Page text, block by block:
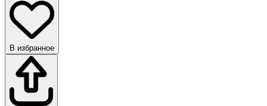
В избранное